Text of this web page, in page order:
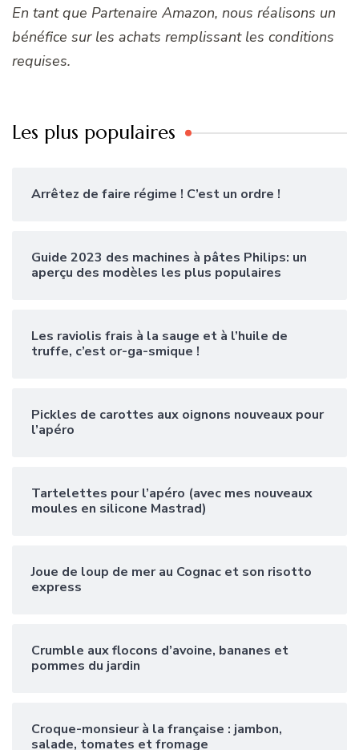
En tant que Partenaire Amazon, nous réalisons un
bénéfice sur les achats remplissant les conditions
requises.
Les plus populaires
Arrêtez de faire régime ! C’est un ordre !
Guide 2023 des machines à pâtes Philips: un
aperçu des modèles les plus populaires
Les raviolis frais à la sauge et à l’huile de
truffe, c’est or-ga-smique !
Pickles de carottes aux oignons nouveaux pour
l’apéro
Tartelettes pour l’apéro (avec mes nouveaux
moules en silicone Mastrad)
Joue de loup de mer au Cognac et son risotto
express
Crumble aux flocons d’avoine, bananes et
pommes du jardin
Croque-monsieur à la française : jambon,
salade, tomates et fromage